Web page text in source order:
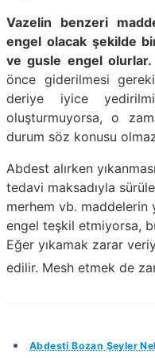
Vazelin benzeri
engel olacak şekilde
ve gusle engel olurlar.
önce giderilmesi
deriye iyice
oluşturmuyorsa, o
durum söz konusu
Abdest alırken
tedavi maksadıyla
merhem vb. maddelerin
engel teşkil etmiyorsa,
Eğer yıkamak zarar
edilir. Mesh etmek de
Abdesti Bozan Şeyler